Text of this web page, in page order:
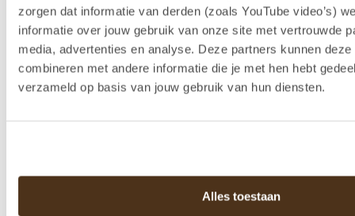
zorgen dat informatie van derden (zoals YouTube video’s)
informatie over jouw gebruik van onze site met vertrouwde
media, advertenties en analyse. Deze partners kunnen deze
combineren met andere informatie die je met hen hebt
verzameld op basis van jouw gebruik van hun diensten.
Alles toestaan
Wellness-Resort